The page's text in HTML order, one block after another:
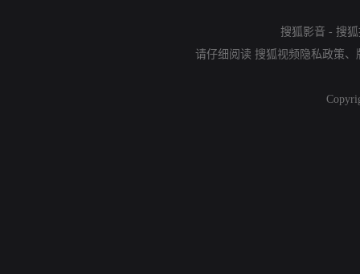
搜狐影音 - 搜
请仔细阅读 搜狐视频隐私政策、